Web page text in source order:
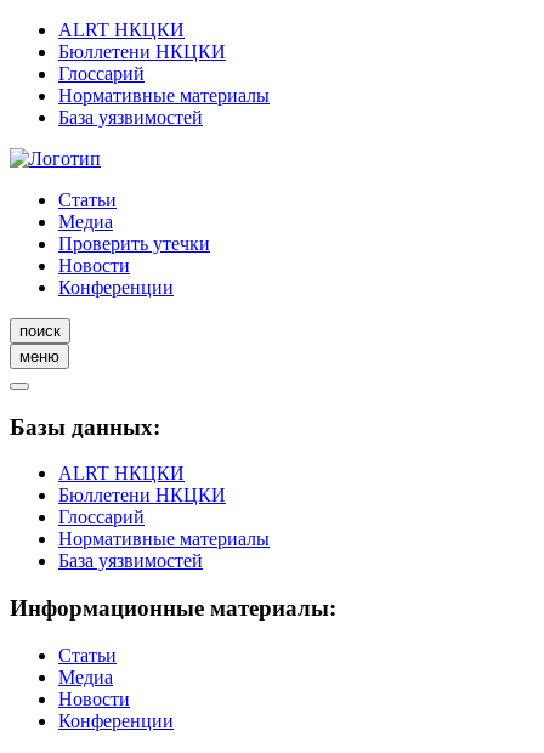
ALRT НКЦКИ
Бюллетени НКЦКИ
Глоссарий
Нормативные материалы
База уязвимостей
Статьи
Медиа
Проверить утечки
Новости
Конференции
поиск
меню
Базы данных:
ALRT НКЦКИ
Бюллетени НКЦКИ
Глоссарий
Нормативные материалы
База уязвимостей
Информационные материалы:
Статьи
Медиа
Новости
Конференции